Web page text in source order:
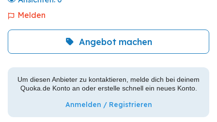
Melden
Angebot machen
Um diesen Anbieter zu kontaktieren, melde dich bei deinem
Quoka.de Konto an oder erstelle schnell ein neues Konto.
Anmelden / Registrieren